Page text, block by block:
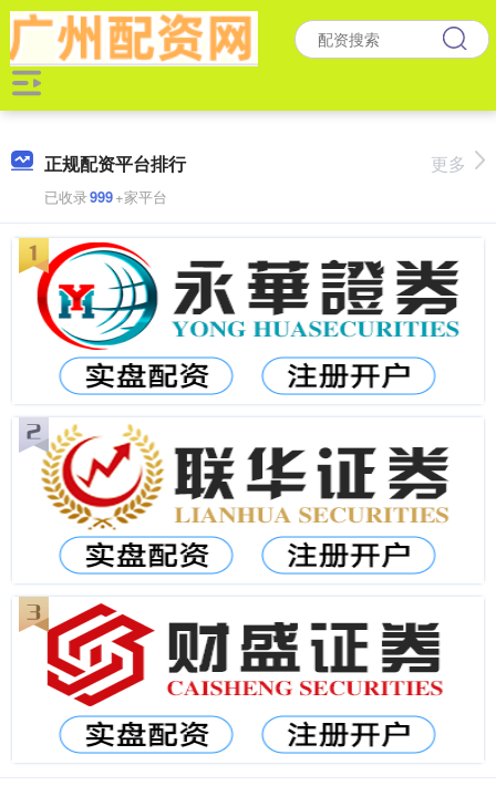
正规配资平台排行
已收录999+家平台
更多